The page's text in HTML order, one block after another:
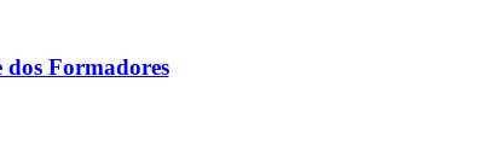
Formadores